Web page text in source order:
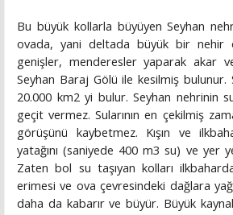
Bu büyük kollarla büyüyen Seyhan
ovada, yani deltada büyük bir nehir
genişler, menderesler yaparak akar
Seyhan Baraj Gölü ile kesilmiş bulunur.
20.000 km2 yi bulur. Seyhan nehrinin
geçit vermez. Sularının en çekilmiş
görüşünü kaybetmez. Kışın ve
yatağını (saniyede 400 m3 su) ve yer
Zaten bol su taşıyan kolları
erimesi ve ova çevresindeki dağlara
daha da kabarır ve büyür. Büyük